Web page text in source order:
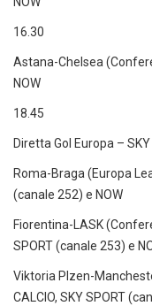
16.30
Astana-Chelsea
NOW
18.45
Diretta Gol Europa –
Roma-Braga (Europa
(canale 252) e NOW
Fiorentina-LASK
SPORT (canale 253) e
Viktoria Plzen-
CALCIO, SKY SPORT